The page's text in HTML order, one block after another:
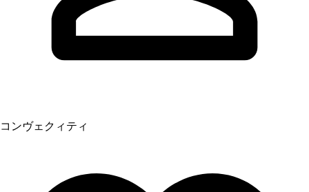
コンヴェクィティ